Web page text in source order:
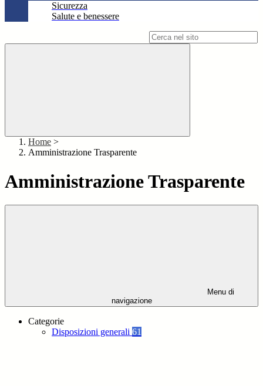
Sicurezza
Salute e benessere
Home >
Amministrazione Trasparente
Amministrazione Trasparente
Menu di
navigazione
Categorie
Disposizioni generali 61